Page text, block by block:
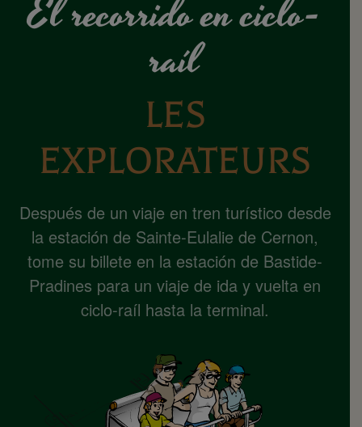
El recorrido en ciclo-
raíl
LES
EXPLORATEURS
Después de un viaje en tren turístico desde
la estación de Sainte-Eulalie de Cernon,
tome su billete en la estación de Bastide-
Pradines para un viaje de ida y vuelta en
ciclo-raíl hasta la terminal.